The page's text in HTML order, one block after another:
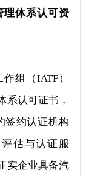
理体系认可资
组（IATF）
系认可证书，
签约认证机构
评估与认证服
实企业具备汽